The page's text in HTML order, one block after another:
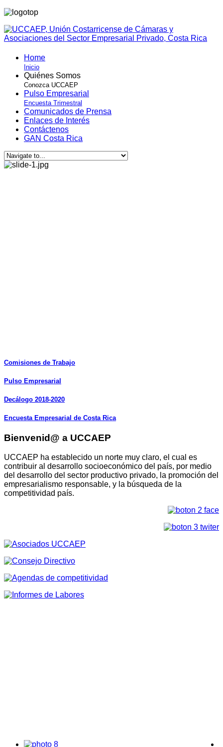
Home
Inicio
Quiénes Somos
Conozca UCCAEP
Pulso Empresarial
Encuesta Trimestral
Comunicados de Prensa
Enlaces de Interés
Contáctenos
GAN Costa Rica
Comisiones de Trabajo
Pulso Empresarial
Decálogo 2018-2020
Encuesta Empresarial de Costa Rica
Bienvenid@ a UCCAEP
UCCAEP ha establecido un norte muy claro, el cual es
contribuir al desarrollo socioeconómico del país, por medio
del desarrollo del sector productivo privado, la promoción del
empresarialismo responsable, y la búsqueda de la
competitividad país.